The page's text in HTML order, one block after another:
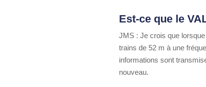
Est-ce que le
JMS : Je crois que
trains de 52 m à une
informations sont
nouveau.